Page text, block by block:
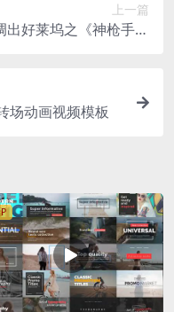
上一篇
出好莱坞之《神枪手之
场动画视频模板